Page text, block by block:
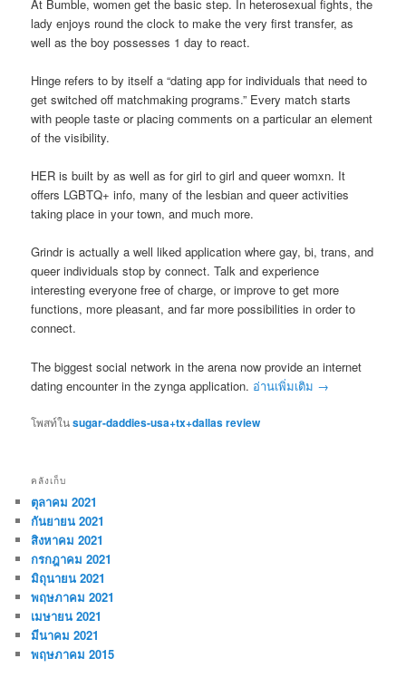
At Bumble, women get the basic step. In heterosexual fights, the
lady enjoys round the clock to make the very first transfer, as
well as the boy possesses 1 day to react.
Hinge refers to by itself a “dating app for individuals that need to
get switched off matchmaking programs.” Every match starts
with people taste or placing comments on a particular an element
of the visibility.
HER is built by as well as for girl to girl and queer womxn. It
offers LGBTQ+ info, many of the lesbian and queer activities
taking place in your town, and much more.
Grindr is actually a well liked application where gay, bi, trans, and
queer individuals stop by connect. Talk and experience
interesting everyone free of charge, or improve to get more
functions, more pleasant, and far more possibilities in order to
connect.
The biggest social network in the arena now provide an internet
dating encounter in the zynga application. อ่านเพิ่มเติม →
โพสท์ในsugar-daddies-usa+tx+dallas review
คลังเก็บ
ตุลาคม 2021
กันยายน 2021
สิงหาคม 2021
กรกฎาคม 2021
มิถุนายน 2021
พฤษภาคม 2021
เมษายน 2021
มีนาคม 2021
พฤษภาคม 2015